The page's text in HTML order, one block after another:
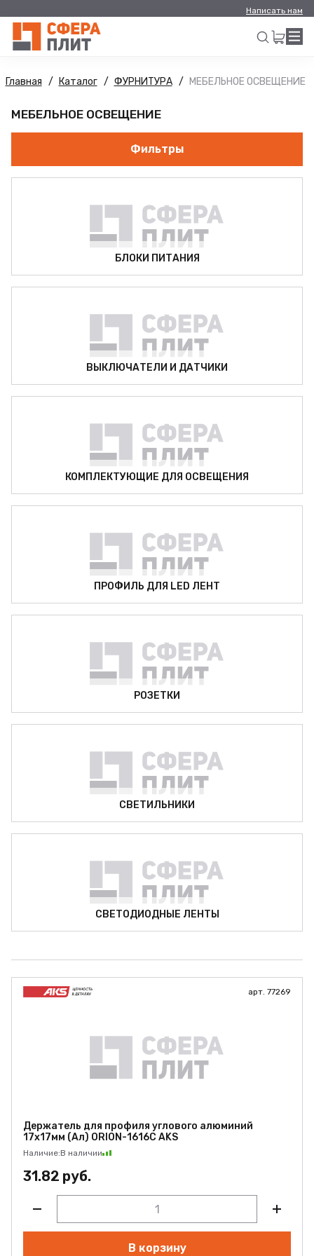
Написать нам
Искать
Главная Каталог ФУРНИТУРА МЕБЕЛЬНОЕ ОСВЕЩЕНИЕ
МЕБЕЛЬНОЕ ОСВЕЩЕНИЕ
Фильтры
БЛОКИ ПИТАНИЯ
ВЫКЛЮЧАТЕЛИ И ДАТЧИКИ
КОМПЛЕКТУЮЩИЕ ДЛЯ ОСВЕЩЕНИЯ
ПРОФИЛЬ ДЛЯ LED ЛЕНТ
РОЗЕТКИ
СВЕТИЛЬНИКИ
СВЕТОДИОДНЫЕ ЛЕНТЫ
арт. 77269
Держатель для профиля углового алюминий
17х17мм (Ал) ORION-1616C AKS
Наличие:В наличии
31.82 руб.
В корзину